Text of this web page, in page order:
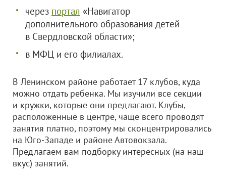
через портал «Навигатор
дополнительного образования детей
в Свердловской области»;
в МФЦ и его филиалах.
В Ленинском районе работает 17 клубов, куда
можно отдать ребенка. Мы изучили все секции
и кружки, которые они предлагают. Клубы,
расположенные в центре, чаще всего проводят
занятия платно, поэтому мы сконцентрировались
на Юго-Западе и районе Автовокзала.
Предлагаем вам подборку интересных (на наш
вкус) занятий.